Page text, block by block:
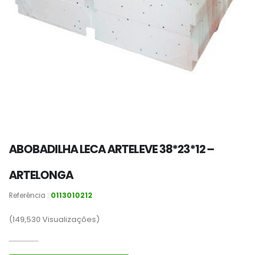
ABOBADILHA LECA ARTELEVE 38*23*12 –
ARTELONGA
Referência : 0113010212
(149,530 Visualizações)